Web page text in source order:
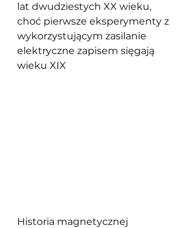
lat dwudziestych XX wieku,
choć pierwsze eksperymenty z
wykorzystującym zasilanie
elektryczne zapisem sięgają
wieku XIX
Historia magnetycznej